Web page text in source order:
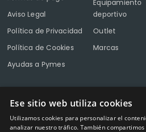
Aviso Legal
Política de Privacidad
Política de Cookies
Ayudas a Pymes
Equipamiento
deportivo
Outlet
Marcas
CONTACTO
Calle Méndez Núñez nº3 – Fuente
Ese sitio web utiliza cookies
Utilizamos cookies para personalizar el
analizar nuestro tráfico. También